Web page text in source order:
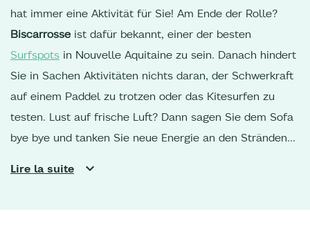
hat immer eine Aktivität für Sie! Am Ende der Rolle?
Biscarrosse ist dafür bekannt, einer der besten
Surfspots in Nouvelle Aquitaine zu sein. Danach hindert
Sie in Sachen Aktivitäten nichts daran, der Schwerkraft
auf einem Paddel zu trotzen oder das Kitesurfen zu
testen. Lust auf frische Luft? Dann sagen Sie dem Sofa
bye bye und tanken Sie neue Energie an den Stränden
Ausritt am See von
Lire la suite